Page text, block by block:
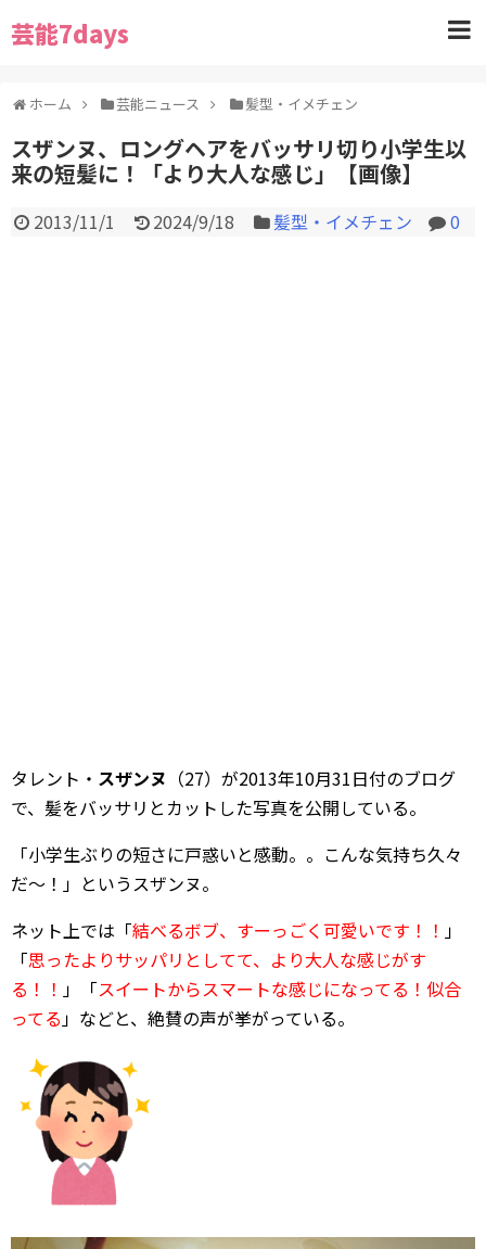
芸能7days
ホーム 芸能ニュース 髪型・イメチェン
スザンヌ、ロングヘアをバッサリ切り小学生以
来の短髪に！「より大人な感じ」【画像】
2013/11/1 2024/9/18 髪型・イメチェン 0
タレント・ スザンヌ （27）が2013年10月31日付のブログ
で、髪をバッサリとカットした写真を公開している。
「小学生ぶりの短さに戸惑いと感動。。こんな気持ち久々
だ～！」というスザンヌ。
ネット上では「結べるボブ、すーっごく可愛いです！！ 」
「思ったよりサッパリとしてて、より大人な感じがす
る！！ 」「スイートからスマートな感じになってる！似合
ってる」などと、絶賛の声が挙がっている。